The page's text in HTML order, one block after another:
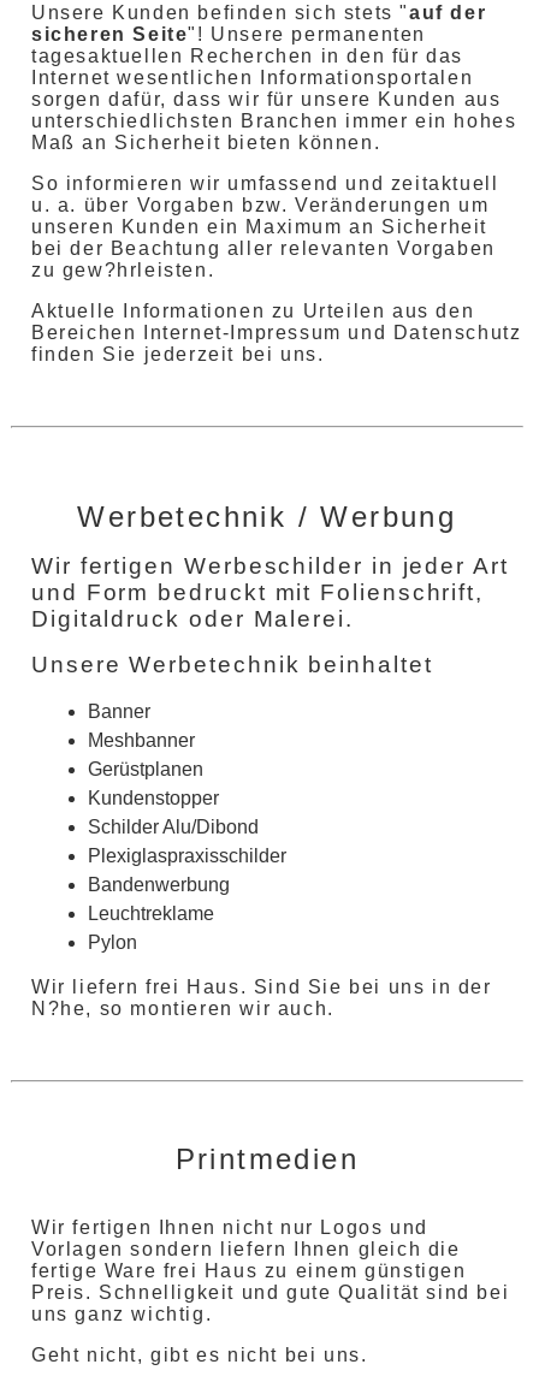
Unsere Kunden befinden sich stets "auf der
sicheren Seite"! Unsere permanenten
tagesaktuellen Recherchen in den für das
Internet wesentlichen Informationsportalen
sorgen dafür, dass wir für unsere Kunden aus
unterschiedlichsten Branchen immer ein hohes
Maß an Sicherheit bieten können.
So informieren wir umfassend und zeitaktuell
u. a. über Vorgaben bzw. Veränderungen um
unseren Kunden ein Maximum an Sicherheit
bei der Beachtung aller relevanten Vorgaben
zu gew?hrleisten.
Aktuelle Informationen zu Urteilen aus den
Bereichen Internet-Impressum und Datenschutz
finden Sie jederzeit bei uns.
Werbetechnik / Werbung
Wir fertigen Werbeschilder in jeder Art
und Form bedruckt mit Folienschrift,
Digitaldruck oder Malerei.
Unsere Werbetechnik beinhaltet
Banner
Meshbanner
Gerüstplanen
Kundenstopper
Schilder Alu/Dibond
Plexiglaspraxisschilder
Bandenwerbung
Leuchtreklame
Pylon
Wir liefern frei Haus. Sind Sie bei uns in der
N?he, so montieren wir auch.
Printmedien
Wir fertigen Ihnen nicht nur Logos und
Vorlagen sondern liefern Ihnen gleich die
fertige Ware frei Haus zu einem günstigen
Preis. Schnelligkeit und gute Qualität sind bei
uns ganz wichtig.
Geht nicht, gibt es nicht bei uns.